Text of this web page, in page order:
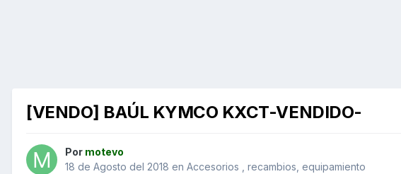
[VENDO] BAÚL KYMCO KXCT-VENDIDO-
Por motevo
18 de Agosto del 2018 en Accesorios , recambios, equipamiento